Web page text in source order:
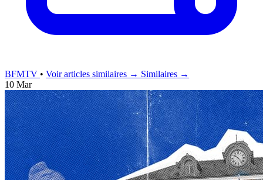
BFMTV • Voir articles similaires → Similaires →
10 Mar